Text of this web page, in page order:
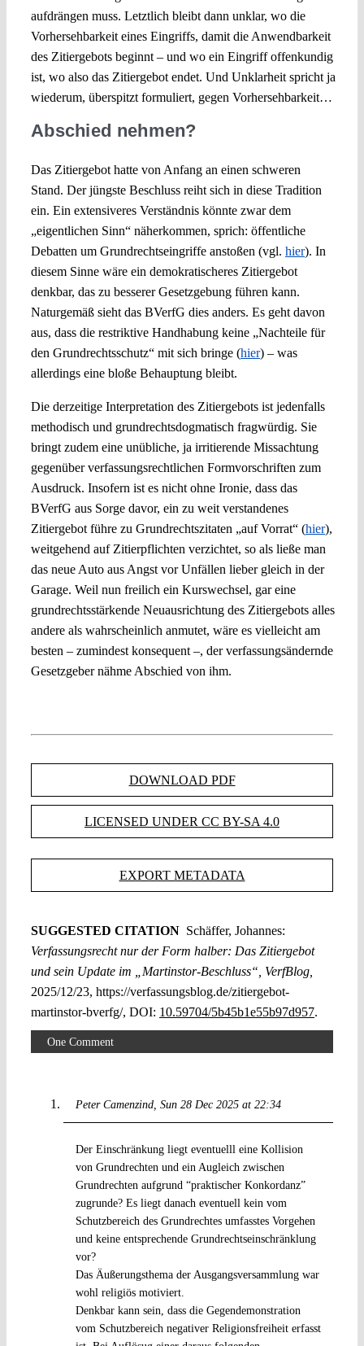
aufdrängen muss. Letztlich bleibt dann unklar, wo die
Vorhersehbarkeit eines Eingriffs, damit die Anwendbarkeit
des Zitiergebots beginnt – und wo ein Eingriff offenkundig
ist, wo also das Zitiergebot endet. Und Unklarheit spricht ja
wiederum, überspitzt formuliert, gegen Vorhersehbarkeit…
Abschied nehmen?
Das Zitiergebot hatte von Anfang an einen schweren
Stand. Der jüngste Beschluss reiht sich in diese Tradition
ein. Ein extensiveres Verständnis könnte zwar dem
„eigentlichen Sinn“ näherkommen, sprich: öffentliche
Debatten um Grundrechtseingriffe anstoßen (vgl. hier). In
diesem Sinne wäre ein demokratischeres Zitiergebot
denkbar, das zu besserer Gesetzgebung führen kann.
Naturgemäß sieht das BVerfG dies anders. Es geht davon
aus, dass die restriktive Handhabung keine „Nachteile für
den Grundrechtsschutz“ mit sich bringe (hier) – was
allerdings eine bloße Behauptung bleibt.
Die derzeitige Interpretation des Zitiergebots ist jedenfalls
methodisch und grundrechtsdogmatisch fragwürdig. Sie
bringt zudem eine unübliche, ja irritierende Missachtung
gegenüber verfassungsrechtlichen Formvorschriften zum
Ausdruck. Insofern ist es nicht ohne Ironie, dass das
BVerfG aus Sorge davor, ein zu weit verstandenes
Zitiergebot führe zu Grundrechtszitaten „auf Vorrat“ (hier),
weitgehend auf Zitierpflichten verzichtet, so als ließe man
das neue Auto aus Angst vor Unfällen lieber gleich in der
Garage. Weil nun freilich ein Kurswechsel, gar eine
grundrechtsstärkende Neuausrichtung des Zitiergebots alles
andere als wahrscheinlich anmutet, wäre es vielleicht am
besten – zumindest konsequent –, der verfassungsändernde
Gesetzgeber nähme Abschied von ihm.
DOWNLOAD PDF
LICENSED UNDER CC BY-SA 4.0
EXPORT METADATA
SUGGESTED CITATION Schäffer, Johannes:
Verfassungsrecht nur der Form halber: Das Zitiergebot
und sein Update im „Martinstor-Beschluss“, VerfBlog,
2025/12/23, https://verfassungsblog.de/zitiergebot-
martinstor-bverfg/, DOI: 10.59704/5b45b1e55b97d957.
One Comment
Peter Camenzind Sun 28 Dec 2025 at 22:34
Der Einschränkung liegt eventuelll eine Kollision
von Grundrechten und ein Augleich zwischen
Grundrechten aufgrund “praktischer Konkordanz”
zugrunde? Es liegt danach eventuell kein vom
Schutzbereich des Grundrechtes umfasstes Vorgehen
und keine entsprechende Grundrechtseinschränklung
vor?
Das Äußerungsthema der Ausgangsversammlung war
wohl religiös motiviert.
Denkbar kann sein, dass die Gegendemonstration
vom Schutzbereich negativer Religionsfreiheit erfasst